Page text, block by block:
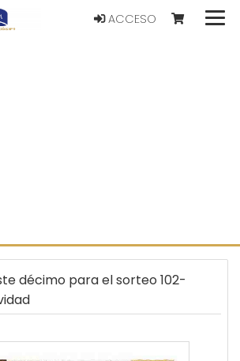
ACCESO
décimo para el sorteo 102-